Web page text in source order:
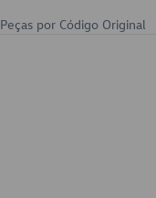
Peças por Código Original